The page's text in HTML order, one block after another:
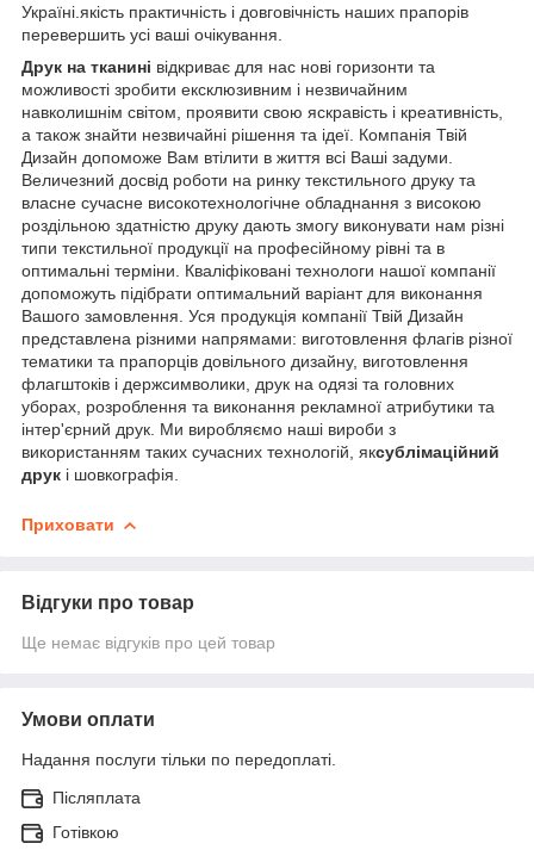
Україні.якість практичність і довговічність наших прапорів
перевершить усі ваші очікування.
Друк на тканині відкриває для нас нові горизонти та
можливості зробити ексклюзивним і незвичайним
навколишнім світом, проявити свою яскравість і креативність,
а також знайти незвичайні рішення та ідеї. Компанія Твій
Дизайн допоможе Вам втілити в життя всі Ваші задуми.
Величезний досвід роботи на ринку текстильного друку та
власне сучасне високотехнологічне обладнання з високою
роздільною здатністю друку дають змогу виконувати нам різні
типи текстильної продукції на професійному рівні та в
оптимальні терміни. Кваліфіковані технологи нашої компанії
допоможуть підібрати оптимальний варіант для виконання
Вашого замовлення. Уся продукція компанії Твій Дизайн
представлена різними напрямами: виготовлення флагів різної
тематики та прапорців довільного дизайну, виготовлення
флагштоків і держсимволики, друк на одязі та головних
уборах, розроблення та виконання рекламної атрибутики та
інтер'єрний друк. Ми виробляємо наші вироби з
використанням таких сучасних технологій, яксублімаційний
друк і шовкографія.
Приховати
Відгуки про товар
Ще немає відгуків про цей товар
Умови оплати
Надання послуги тільки по передоплаті.
Післяплата
Готівкою